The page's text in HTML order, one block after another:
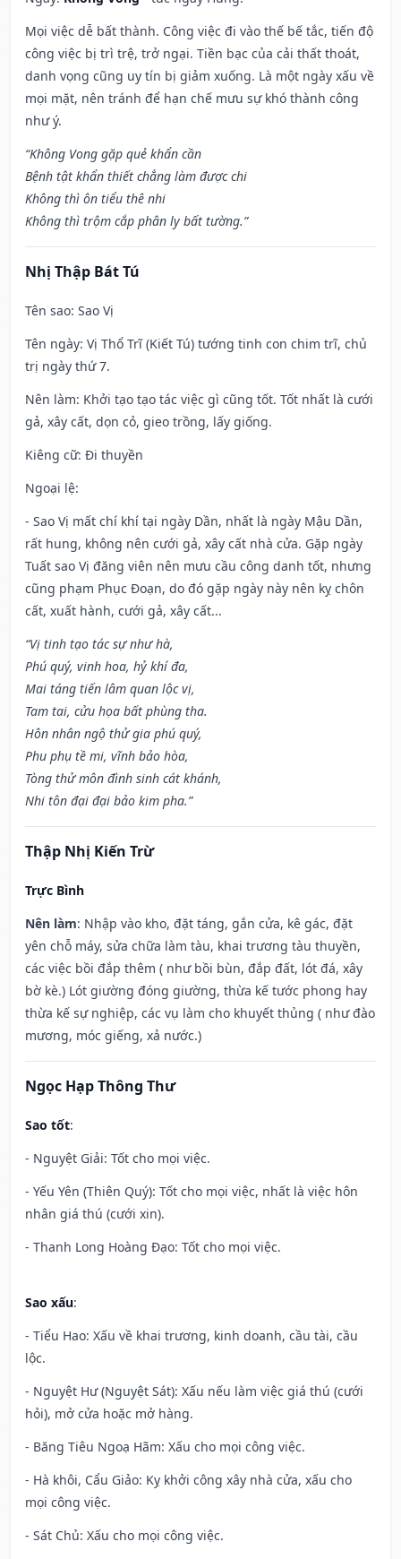
Mọi việc dễ bất thành. Công việc đi vào thế bế tắc, tiến độ
công việc bị trì trệ, trở ngại. Tiền bạc của cải thất thoát,
danh vọng cũng uy tín bị giảm xuống. Là một ngày xấu về
mọi mặt, nên tránh để hạn chế mưu sự khó thành công
như ý.
“Không Vong gặp quẻ khẩn cần
Bệnh tật khẩn thiết chẳng làm được chi
Không thì ôn tiểu thê nhi
Không thì trộm cắp phân ly bất tường.”
Nhị Thập Bát Tú
Tên sao: Sao Vị
Tên ngày: Vị Thổ Trĩ (Kiết Tú) tướng tinh con chim trĩ, chủ
trị ngày thứ 7.
Nên làm: Khởi tạo tạo tác việc gì cũng tốt. Tốt nhất là cưới
gả, xây cất, dọn cỏ, gieo trồng, lấy giống.
Kiêng cữ: Đi thuyền
Ngoại lệ:
- Sao Vị mất chí khí tại ngày Dần, nhất là ngày Mậu Dần,
rất hung, không nên cưới gả, xây cất nhà cửa. Gặp ngày
Tuất sao Vị đăng viên nên mưu cầu công danh tốt, nhưng
cũng phạm Phục Đoạn, do đó gặp ngày này nên kỵ chôn
cất, xuất hành, cưới gả, xây cất...
“Vị tinh tạo tác sự như hà,
Phú quý, vinh hoa, hỷ khí đa,
Mai táng tiến lâm quan lộc vị,
Tam tai, cửu họa bất phùng tha.
Hôn nhân ngộ thử gia phú quý,
Phu phụ tề mi, vĩnh bảo hòa,
Tòng thử môn đình sinh cát khánh,
Nhi tôn đại đại bảo kim pha.”
Thập Nhị Kiến Trừ
Trực Bình
Nên làm: Nhập vào kho, đặt táng, gắn cửa, kê gác, đặt
yên chỗ máy, sửa chữa làm tàu, khai trương tàu thuyền,
các việc bồi đắp thêm ( như bồi bùn, đắp đất, lót đá, xây
bờ kè.) Lót giường đóng giường, thừa kế tước phong hay
thừa kế sự nghiệp, các vụ làm cho khuyết thủng ( như đào
mương, móc giếng, xả nước.)
Ngọc Hạp Thông Thư
Sao tốt:
- Nguyệt Giải: Tốt cho mọi việc.
- Yếu Yên (Thiên Quý): Tốt cho mọi việc, nhất là việc hôn
nhân giá thú (cưới xin).
- Thanh Long Hoàng Đạo: Tốt cho mọi việc.
Sao xấu:
- Tiểu Hao: Xấu về khai trương, kinh doanh, cầu tài, cầu
lộc.
- Nguyệt Hư (Nguyệt Sát): Xấu nếu làm việc giá thú (cưới
hỏi), mở cửa hoặc mở hàng.
- Băng Tiêu Ngoạ Hãm: Xấu cho mọi công việc.
- Hà khôi, Cẩu Giảo: Kỵ khởi công xây nhà cửa, xấu cho
mọi công việc.
- Sát Chủ: Xấu cho mọi công việc.